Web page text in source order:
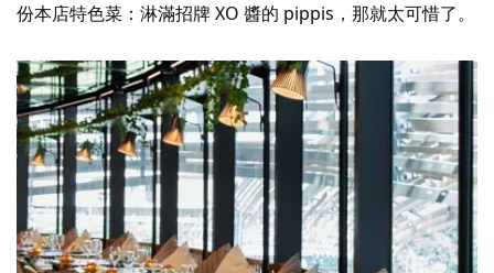
份本店特色菜：淋滿招牌 XO 醬的 pippis，那就太可惜了。